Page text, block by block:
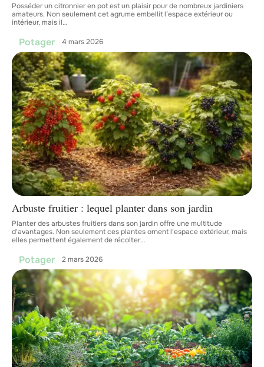
Posséder un citronnier en pot est un plaisir pour de nombreux jardiniers
amateurs. Non seulement cet agrume embellit l’espace extérieur ou
intérieur, mais il…
Potager 4 mars 2026
Arbuste fruitier : lequel planter dans son jardin
Planter des arbustes fruitiers dans son jardin offre une multitude
d'avantages. Non seulement ces plantes ornent l'espace extérieur, mais
elles permettent également de récolter…
Potager 2 mars 2026